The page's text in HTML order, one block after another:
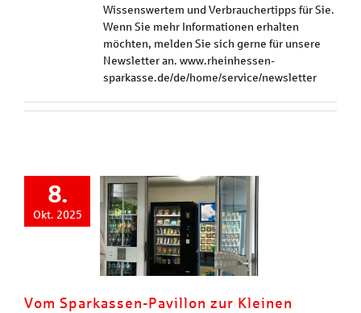
Wissenswertem und Verbrauchertipps für Sie.
Wenn Sie mehr Informationen erhalten
möchten, melden Sie sich gerne für unsere
Newsletter an. www.rheinhessen-
sparkasse.de/de/home/service/newsletter
8.
Okt. 2025
Vom Sparkassen-Pavillon zur Kleinen